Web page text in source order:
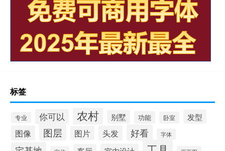
标签
专业 你可以 农村 别墅 功能 卧室 发型
图像 图层 图片 头发 好看 字体